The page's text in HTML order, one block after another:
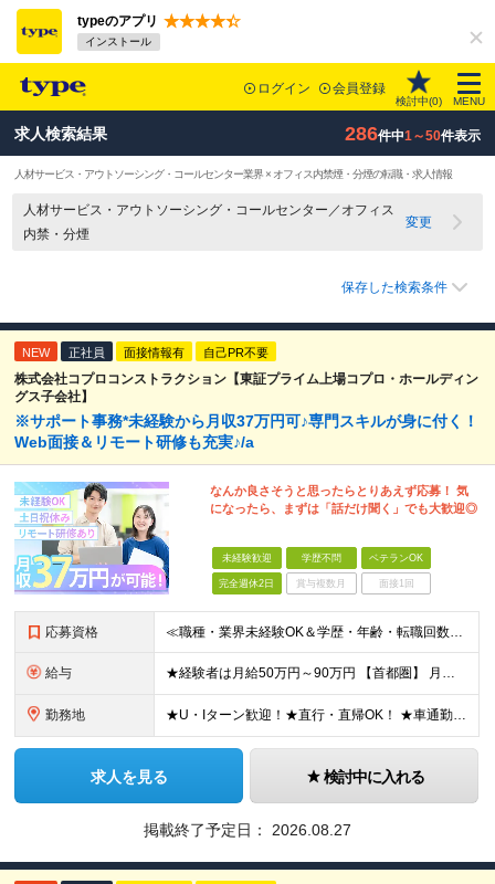
typeのアプリ
インストール
ログイン 会員登録
検討中(0) MENU
求人検索結果 286件中1～50件表示
人材サービス・アウトソーシング・コールセンター業界 × オフィス内禁煙・分煙の転職・求人情報
人材サービス・アウトソーシング・コールセンター／オフィス
内禁・分煙
変更
保存した検索条件
NEW 正社員 面接情報有 自己PR不要
株式会社コプロコンストラクション【東証プライム上場コプロ・ホールディン
グス子会社】
※サポート事務*未経験から月収37万円可♪専門スキルが身に付く！
Web面接＆リモート研修も充実♪/a
なんか良さそうと思ったらとりあえず応募！ 気
になったら、まずは「話だけ聞く」でも大歓迎◎
未経験歓迎 学歴不問 ベテランOK
完全週休2日 賞与複数月 面接1回
応募資格 ≪職種・業界未経験OK＆学歴・年齢・転職回数不問≫ ◆第二新卒歓迎 ◆社会人経験不問 ◆資格不問 ※新卒の方もご応募可能 （待遇・募集要項等は別途ご案内いたします） ※入社時期は柔軟に対応します！半年
給与 ★経験者は月給50万円～90万円 【首都圏】 月給30万1230円〜 ⇒基本22万7000円+地域6万4230円+皆勤1万円 【群馬/栃木/茨城】 月給28万1090円〜 ⇒基本23万4000円+
勤務地 ★U・Iターン歓迎！★直行・直帰OK！ ★車通勤可能のエリアもあり！★出張なしの働き方も可能 全国47都道府県の各プロジェクト（転勤なし！勤務地に対する希望も実現可能！） 「自宅から1時間以内で通え
求人を見る 検討中に入れる
掲載終了予定日： 2026.08.27